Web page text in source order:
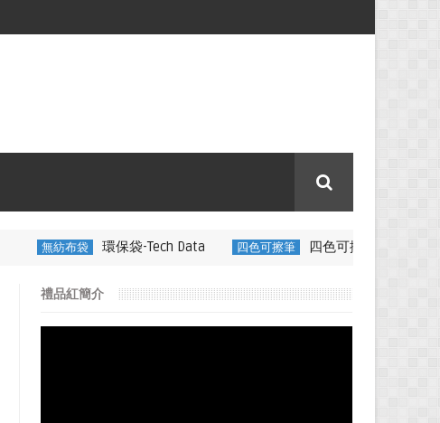
環保袋-Tech Data 四色可擦筆 四色可擦筆-百通電纜
禮品紅簡介